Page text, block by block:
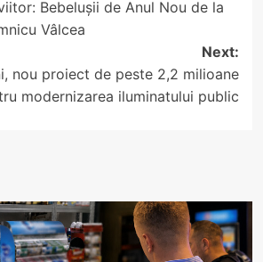
Bebelușii de Anul Nou de la
Vâlcea
Next:
nou proiect de peste 2,2 milioane
modernizarea iluminatului public